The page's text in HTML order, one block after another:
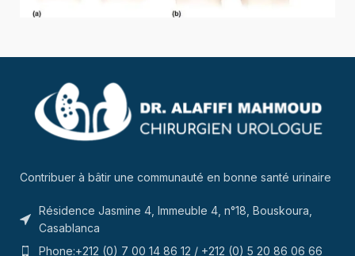
Contribuer à bâtir une communauté en bonne santé urinaire
Résidence Jasmine 4, Immeuble 4, n°18, Bouskoura,
Casablanca
Phone:+212 (0) 7 00 14 86 12 / +212 (0) 5 20 86 06 66